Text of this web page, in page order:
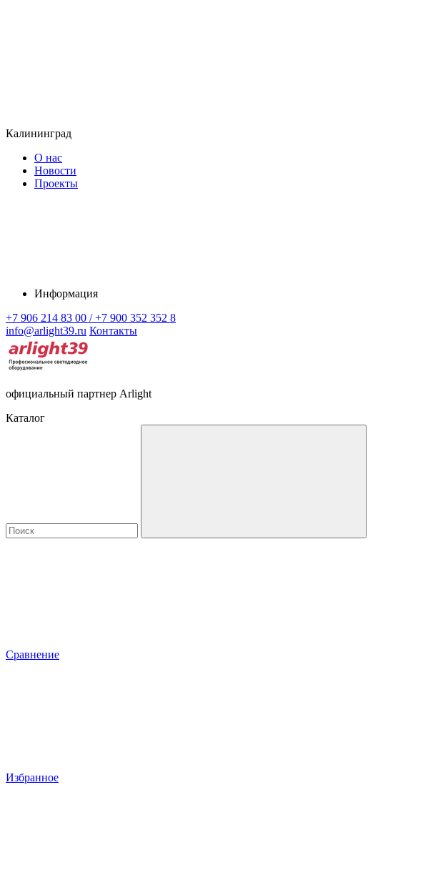
Калининград
О нас
Новости
Проекты
Информация
+7 906 214 83 00 / +7 900 352 352 8
info@arlight39.ru Контакты
официальный партнер Arlight
Каталог
Сравнение
Избранное